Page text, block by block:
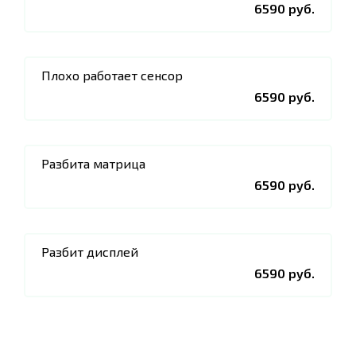
6590 руб.
Плохо работает сенсор
6590 руб.
Разбита матрица
6590 руб.
Разбит дисплей
6590 руб.